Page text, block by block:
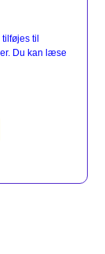
til
Du kan læse